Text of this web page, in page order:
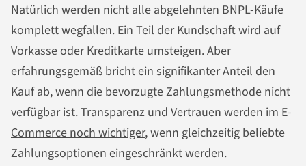
Natürlich werden nicht alle abgelehnten BNPL-Käufe
komplett wegfallen. Ein Teil der Kundschaft wird auf
Vorkasse oder Kreditkarte umsteigen. Aber
erfahrungsgemäß bricht ein signifikanter Anteil den
Kauf ab, wenn die bevorzugte Zahlungsmethode nicht
verfügbar ist.Transparenz und Vertrauen werden im E-
Commerce noch wichtiger, wenn gleichzeitig beliebte
Zahlungsoptionen eingeschränkt werden.